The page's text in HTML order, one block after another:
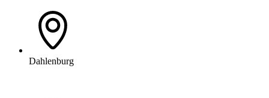
Dahlenburg